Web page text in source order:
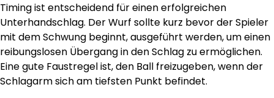
Timing ist entscheidend für einen erfolgreichen
Unterhandschlag. Der Wurf sollte kurz bevor der Spieler
mit dem Schwung beginnt, ausgeführt werden, um einen
reibungslosen Übergang in den Schlag zu ermöglichen.
Eine gute Faustregel ist, den Ball freizugeben, wenn der
Schlagarm sich am tiefsten Punkt befindet.